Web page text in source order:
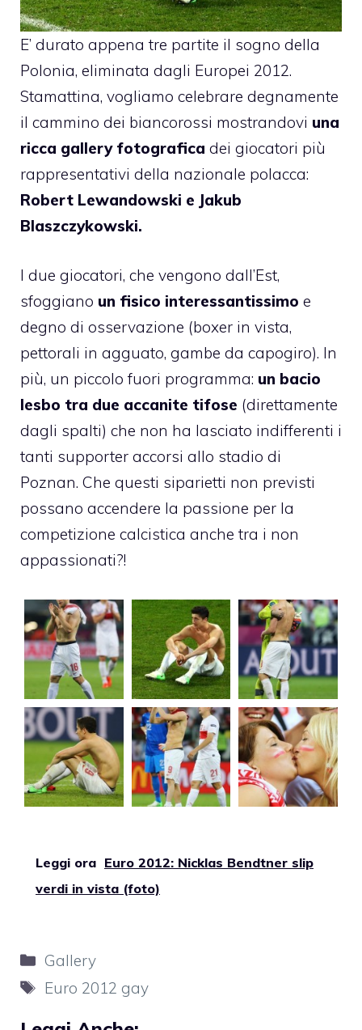
E’ durato appena tre partite il sogno della
Polonia, eliminata dagli Europei 2012.
Stamattina, vogliamo celebrare degnamente
il cammino dei biancorossi mostrandovi una
ricca gallery fotografica dei giocatori più
rappresentativi della nazionale polacca:
Robert Lewandowski e Jakub
Blaszczykowski.
I due giocatori, che vengono dall’Est,
sfoggiano un fisico interessantissimo e
degno di osservazione (boxer in vista,
pettorali in agguato, gambe da capogiro). In
più, un piccolo fuori programma: un bacio
lesbo tra due accanite tifose (direttamente
dagli spalti) che non ha lasciato indifferenti i
tanti supporter accorsi allo stadio di
Poznan. Che questi siparietti non previsti
possano accendere la passione per la
competizione calcistica anche tra i non
appassionati?!
Leggi ora Euro 2012: Nicklas Bendtner slip
verdi in vista (foto)
Categorie
Gallery
Tag
Euro 2012 gay